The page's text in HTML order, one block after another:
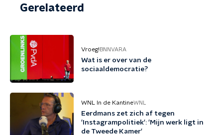
Gerelateerd
Vroeg! BNNVARA
Wat is er over van de
sociaaldemocratie?
WNL In de KantineWNL
Eerdmans zet zich af tegen
'Instagrampolitiek': 'Mijn werk ligt in
de Tweede Kamer'